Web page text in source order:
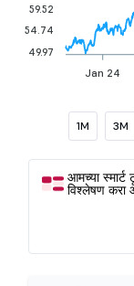
Jan 24
59.52
54.74
49.97
1M 3M
आमच्या
विश्लेषण करा